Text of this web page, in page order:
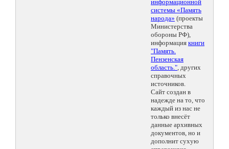
информационной
системы «Память
народа» (проекты
Министерства
обороны РФ),
информация книги
"Память.
Пензенская
область.", других
справочных
источников.
Сайт создан в
надежде на то, что
каждый из нас не
только внесёт
данные архивных
документов, но и
дополнит сухую